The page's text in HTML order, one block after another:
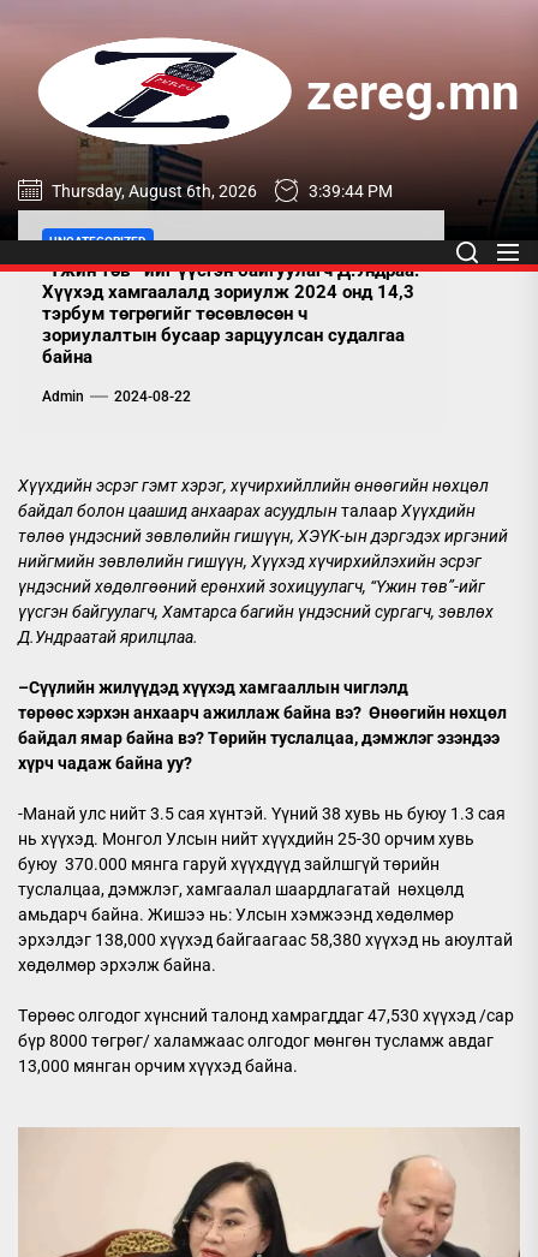
content
zereg.mn
zereg.mn
Thursday, August 6th, 2026 3:39:45 PM
UNCATEGORIZED
“Үжин төв”-ийг үүсгэн байгуулагч Д.Ундраа:
Хүүхэд хамгаалалд зориулж 2024 онд 14,3
тэрбум төгрөгийг төсөвлөсөн ч
зориулалтын бусаар зарцуулсан судалгаа
байна
Admin 2024-08-22
Хүүхдийн эсрэг гэмт хэрэг, хүчирхийллийн өнөөгийн нөхцөл
байдал болон цаашид анхаарах асуудлынталаарХүүхдийн
төлөө үндэсний зөвлөлийн гишүүн, ХЭҮК-ын дэргэдэх иргэний
нийгмийн зөвлөлийн гишүүн, Хүүхэд хүчирхийлэхийн эсрэг
үндэсний хөдөлгөөний ерөнхий зохицуулагч, “Үжин төв”-ийг
үүсгэн байгуулагч, Хамтарса багийн үндэсний сургагч, зөвлөх
Д.Ундраатай ярилцлаа.
–Сүүлийн жилүүдэд хүүхэд хамгааллын чиглэлд
төрөөсхэрхэнанхаарч ажиллаж байна вэ? Өнөөгийн нөхцөл
байдал ямар байна вэ?Төрийнтуслалцаа, дэмжлэгэзэндээ
хүрч чадаж байна уу?
-Манай улс нийт 3.5 сая хүнтэй. Үүний 38 хувь нь буюу 1.3 сая
нь хүүхэд. Монгол Улсын нийт хүүхдийн 25-30 орчим хувь
буюу 370.000 мянга гаруй хүүхдүүд зайлшгүй төрийн
туслалцаа, дэмжлэг, хамгаалал шаардлагатай нөхцөлд
амьдарч байна. Жишээ нь: Улсын хэмжээнд хөдөлмөр
эрхэлдэг 138,000 хүүхэд байгаагаас 58,380 хүүхэд нь аюултай
хөдөлмөр эрхэлж байна.
Төрөөс олгодог хүнсний талонд хамрагддаг 47,530 хүүхэд /сар
бүр 8000 төгрөг/ халамжаас олгодог мөнгөн тусламж авдаг
13,000 мянган орчим хүүхэд байна.